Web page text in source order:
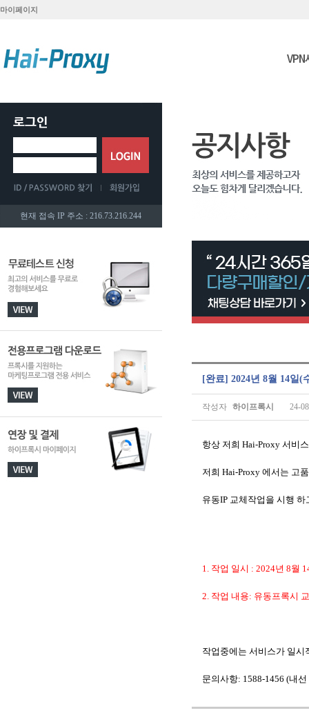
마이페이지
VPN
현재 접속 IP 주소 : 216.73.216.244
[완료] 2024년 8월 14일(
작성자 하이프록시 24-
항상 저희 Hai-Proxy 서비
저희 Hai-Proxy 에서는 고
유동IP 교체작업을 시행
1. 작업 일시 : 2024년 8월
2. 작업 내용: 유동프록시
작업중에는 서비스가 일시
문의사항: 1588-1456 (내선